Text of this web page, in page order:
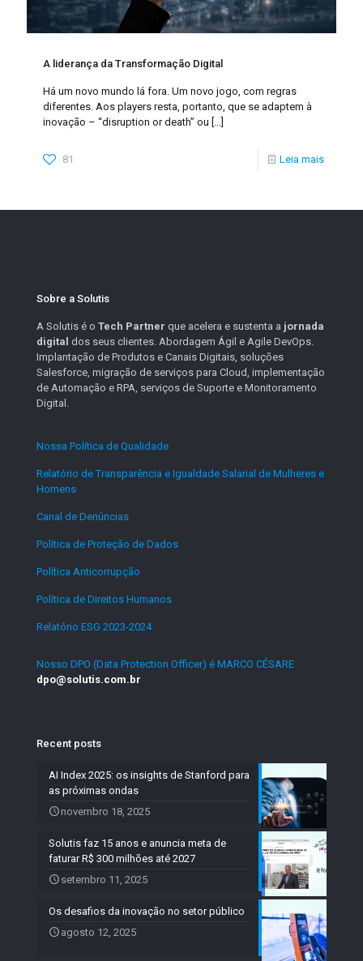
A liderança da Transformação Digital
Há um novo mundo lá fora. Um novo jogo, com regras
diferentes. Aos players resta, portanto, que se adaptem à
inovação – “disruption or death” ou
81 Leia mais
Sobre a Solutis
A Solutis é o Tech Partner que acelera e sustenta a jornada
digital dos seus clientes. Abordagem Ágil e Agile DevOps.
Implantação de Produtos e Canais Digitais, soluções
Salesforce, migração de serviços para Cloud, implementação
de Automação e RPA, serviços de Suporte e Monitoramento
Digital.
Nossa Política de Qualidade
Relatório de Transparência e Igualdade Salarial de Mulheres e
Homens
Canal de Denúncias
Política de Proteção de Dados
Política Anticorrupção
Política de Direitos Humanos
Relatório ESG 2023-2024.
Nosso DPO (Data Protection Officer) é MARCO CÉSARE
dpo@solutis.com.br
Recent posts
AI Index 2025: os insights de Stanford para
as próximas ondas
novembro 18, 2025
Solutis faz 15 anos e anuncia meta de
faturar R$ 300 milhões até 2027
setembro 11, 2025
Os desafios da inovação no setor público
agosto 12, 2025